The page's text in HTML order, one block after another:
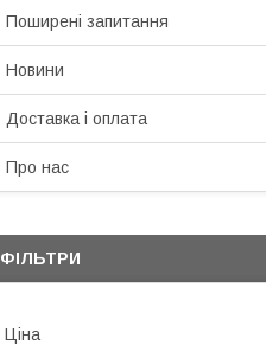
Поширені запитання
Новини
Доставка і оплата
Про нас
ФІЛЬТРИ
Ціна